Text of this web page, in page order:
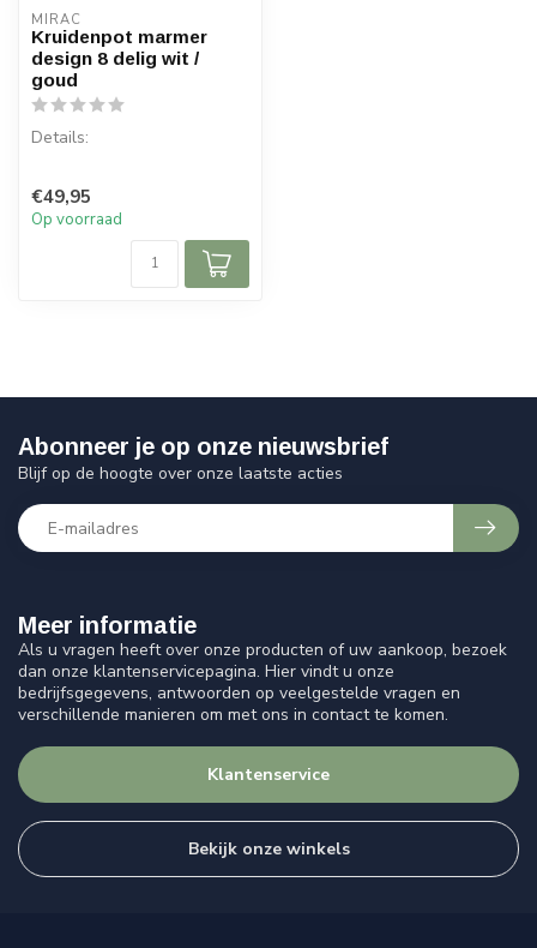
MIRAC
Kruidenpot marmer
design 8 delig wit /
goud
Details:
3 x grote pot (Diameter 10
cm en hoogte 16,5...
€49,95
Op voorraad
Meer informatie
Als u vragen heeft over onze producten of uw aankoop, bezoek
dan onze klantenservicepagina. Hier vindt u onze
bedrijfsgegevens, antwoorden op veelgestelde vragen en
verschillende manieren om met ons in contact te komen.
Klantenservice
Bekijk onze winkels
Abonneer je op onze nieuwsbrief
Blijf op de hoogte over onze laatste acties